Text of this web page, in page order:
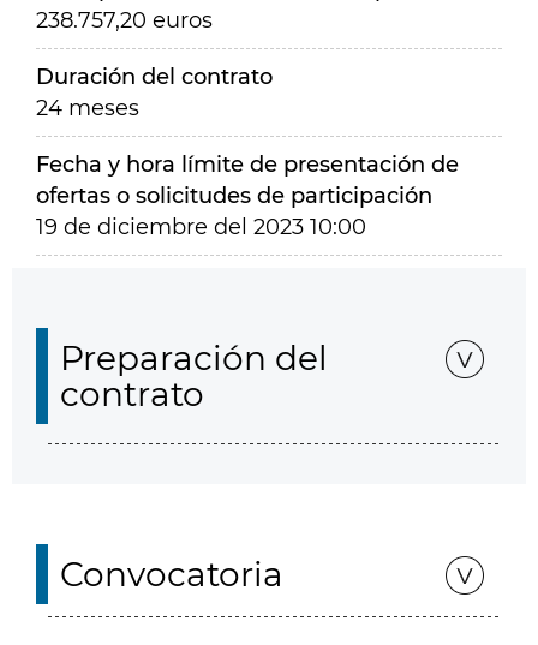
238.757,20 euros
Duración del contrato
24 meses
Fecha y hora límite de presentación de
ofertas o solicitudes de participación
19 de diciembre del 2023 10:00
Preparación del
contrato
Convocatoria